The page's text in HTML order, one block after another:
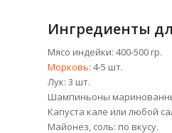
Ингредиенты
Мясо индейки: 400-500 гр.
Морковь: 4-5 шт.
Лук: 3 шт.
Шампиньоны
Капуста кале или любой
Майонез, соль: по вкусу.